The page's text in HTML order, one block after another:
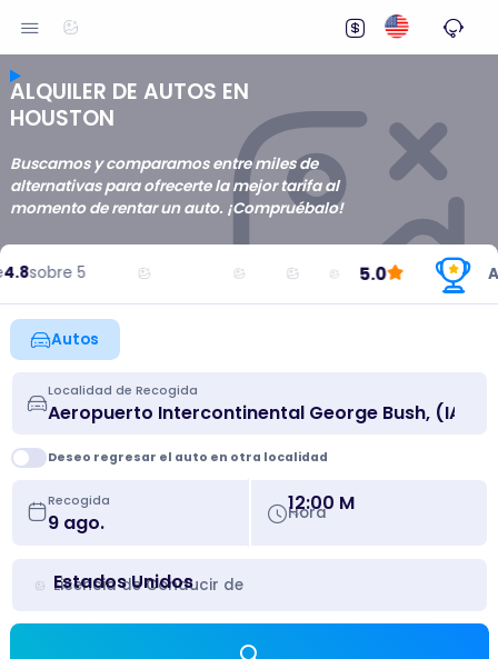
ALQUILER DE AUTOS EN
HOUSTON
Buscamos y comparamos entre miles de
alternativas para ofrecerte la mejor tarifa al
momento de rentar un auto. ¡Compruébalo!
Autos
sobre 5 5.0
Localidad de Recogida
Deseo regresar el auto en otra localidad
Recogida
Hora
12:00 M
Licencia de Conducir de
Estados Unidos